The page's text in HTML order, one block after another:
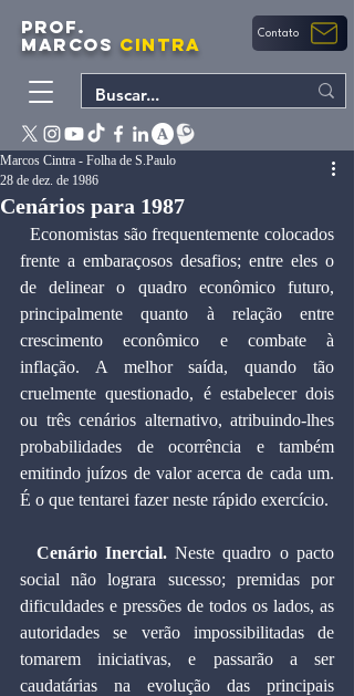
PROF.
MARCOS CINTRA Contato
Cenários para 1987
Marcos Cintra - Folha de S.Paulo
28 de dez. de 1986
  Economistas são frequentemente colocados
frente a embaraçosos desafios; entre eles o
de delinear o quadro econômico futuro,
principalmente quanto à relação entre
crescimento econômico e combate à
inflação. A melhor saída, quando tão
cruelmente questionado, é estabelecer dois
ou três cenários alternativo, atribuindo-lhes
probabilidades de ocorrência e também
emitindo juízos de valor acerca de cada um.
É o que tentarei fazer neste rápido exercício.
  Cenário Inercial.
Neste quadro o pacto
social não lograra sucesso; premidas por
dificuldades e pressões de todos os lados, as
autoridades se verão impossibilitadas de
tomarem iniciativas, e passarão a ser
caudatárias na evolução das principais